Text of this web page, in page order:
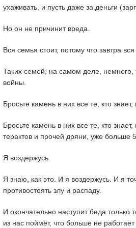
ухаживать, и пусть даже за деньги
Но он не причинит вреда.
Вся семья стоит, потому что завтра
Таких семей, на самом деле, немного,
войны.
Бросьте камень в них все те, кто
Бросьте камень в них все те, кто
терактов и прочей дряни, уже
Я воздержусь.
Я знаю, как это. И я воздержусь. И я
противостоять злу и распаду.
И окончательно наступит беда только
из нас поймёт, что больше не работает